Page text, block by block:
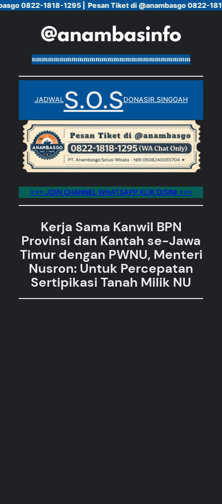
0822-1818-1295 | Pesan Tiket di @anambasgo 0822-
JADWALS.O.SDONASIR.SINGGAH
>>> JOIN CHANNEL WHATSAPP KLIK DISINI <<<
Kerja Sama Kanwil BPN
Provinsi dan Kantah se-Jawa
Timur dengan PWNU, Menteri
Nusron: Untuk Percepatan
Sertipikasi Tanah Milik NU
0822-1818-1295 | Pesan Tiket di @anambasgo 0822-